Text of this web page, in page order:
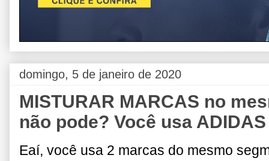
domingo, 5 de janeiro de 2020
MISTURAR MARCAS no
não pode? Você usa
Eaí, você usa 2 marcas do mesmo